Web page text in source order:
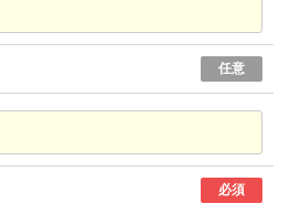
任意
必須